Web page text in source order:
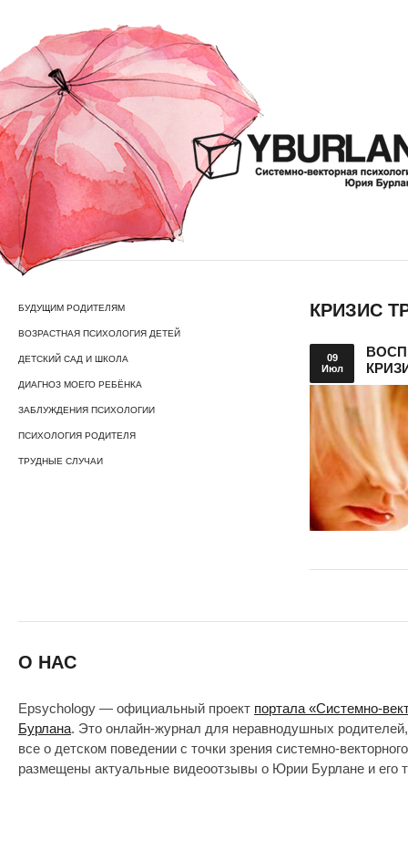
БУДУЩИМ РОДИТЕЛЯМ
ВОЗРАСТНАЯ ПСИХОЛОГИЯ ДЕТЕЙ
ДЕТСКИЙ САД И ШКОЛА
ДИАГНОЗ МОЕГО РЕБЁНКА
ЗАБЛУЖДЕНИЯ ПСИХОЛОГИИ
ПСИХОЛОГИЯ РОДИТЕЛЯ
ТРУДНЫЕ СЛУЧАИ
КРИЗИС
09
Июл
О НАС
Epsychology — официальный проект портала «Системно-
Бурлана. Это онлайн-журнал для неравнодушных
все о детском поведении с точки зрения системно-
размещены актуальные видеоотзывы о Юрии Бурлане и его